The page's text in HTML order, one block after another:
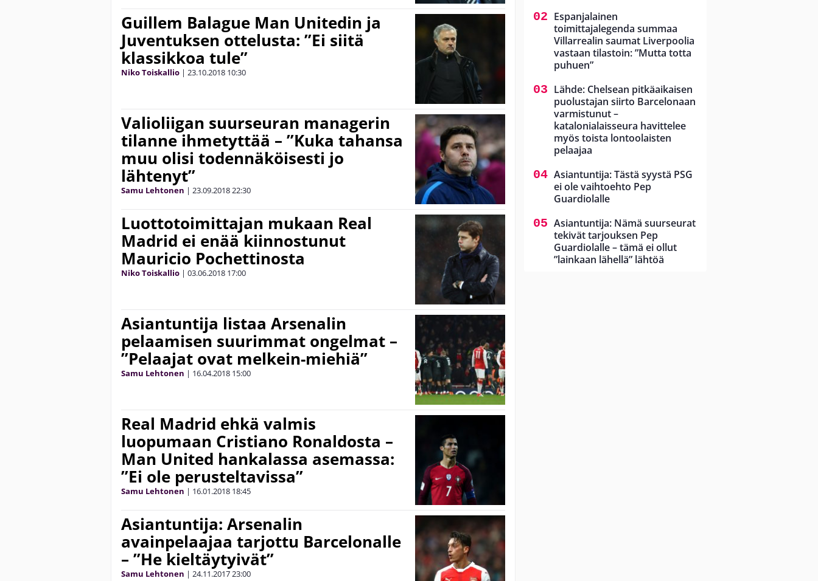
Guillem Balague Man Unitedin ja
Juventuksen ottelusta: ”Ei siitä
klassikkoa tule”
Niko Toiskallio | 23.10.2018 10:30
Valioliigan suurseuran managerin
tilanne ihmetyttää – ”Kuka tahansa
muu olisi todennäköisesti jo
lähtenyt”
Samu Lehtonen | 23.09.201822:30
Luottotoimittajan mukaan Real
Madrid ei enää kiinnostunut
Mauricio Pochettinosta
Niko Toiskallio | 03.06.2018 17:00
Asiantuntija listaa Arsenalin
pelaamisen suurimmat ongelmat –
”Pelaajat ovat melkein-miehiä”
Samu Lehtonen | 16.04.2018 15:00
Real Madrid ehkä valmis
luopumaan Cristiano Ronaldosta –
Man United hankalassa asemassa:
”Ei ole perusteltavissa”
Samu Lehtonen | 16.01.2018 18:45
Asiantuntija: Arsenalin
avainpelaajaa tarjottu Barcelonalle
– ”He kieltäytyivät”
Samu Lehtonen | 24.11.201723:00
Espanjalainen
toimittajalegenda summaa
Villarrealin saumat Liverpoolia
vastaan tilastoin: ”Mutta totta
puhuen”
Lähde: Chelsean pitkäaikaisen
puolustajan siirto Barcelonaan
varmistunut –
katalonialaisseura havittelee
myös toista lontoolaisten
pelaajaa
Asiantuntija: Tästä syystä PSG
ei ole vaihtoehto Pep
Guardiolalle
Asiantuntija: Nämä suurseurat
tekivät tarjouksen Pep
Guardiolalle – tämä ei ollut
”lainkaan lähellä” lähtöä